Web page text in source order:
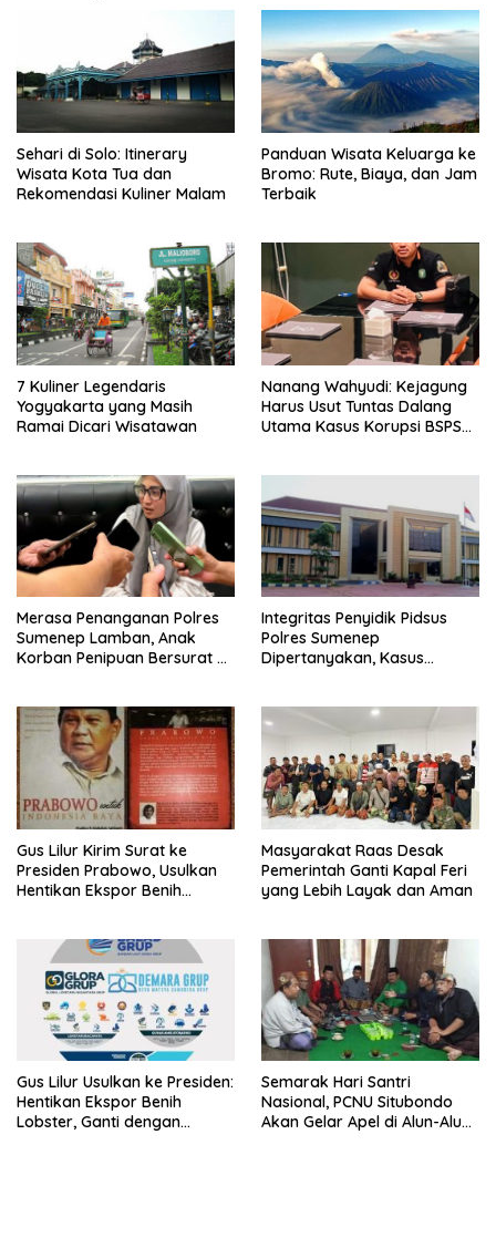
Sehari di Solo: Itinerary
Wisata Kota Tua dan
Rekomendasi Kuliner Malam
Panduan Wisata Keluarga ke
Bromo: Rute, Biaya, dan Jam
Terbaik
7 Kuliner Legendaris
Yogyakarta yang Masih
Ramai Dicari Wisatawan
Nanang Wahyudi: Kejagung
Harus Usut Tuntas Dalang
Utama Kasus Korupsi BSPS
Merasa Penanganan Polres
Sumenep Lamban, Anak
Korban Penipuan Bersurat ke
Integritas Penyidik Pidsus
Polres Sumenep
Dipertanyakan, Kasus
Kepastian
Gus Lilur Kirim Surat ke
Presiden Prabowo, Usulkan
Hentikan Ekspor Benih
Masyarakat Raas Desak
Pemerintah Ganti Kapal Feri
yang Lebih Layak dan Aman
Gus Lilur Usulkan ke Presiden:
Hentikan Ekspor Benih
Lobster, Ganti dengan
Semarak Hari Santri
Nasional, PCNU Situbondo
Akan Gelar Apel di Alun-Alun